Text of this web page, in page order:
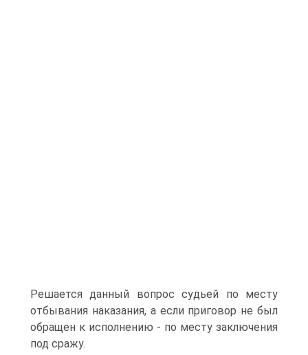
Решается данный вопрос судьей по месту
отбывания наказания, а если приговор не был
обращен к исполнению - по месту заключения
под сражу.